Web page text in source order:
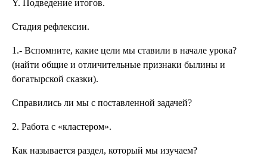
Y. Подведение итогов.
Стадия рефлексии.
1.- Вспомните, какие цели мы ставили в начале урока?
(найти общие и отличительные признаки былины и
богатырской сказки).
Справились ли мы с поставленной задачей?
2. Работа с «кластером».
Как называется раздел, который мы изучаем?